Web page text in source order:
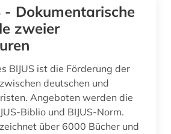
(1)
(1)
- Dokumentarische
zweier
BIJUS ist die Förderung der
deutschen und
werden die
Biblio und BIJUS-Norm.
über 6000 Bücher und